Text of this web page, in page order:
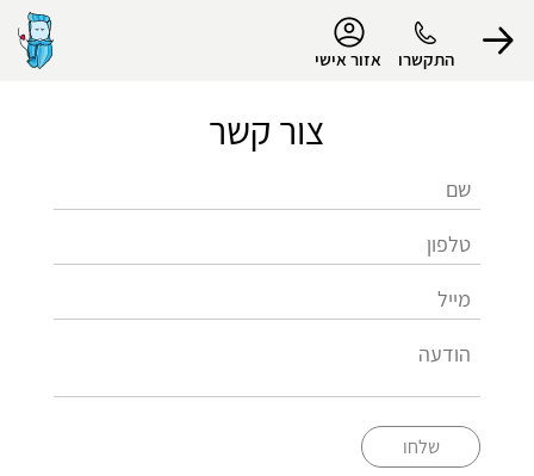
התקשרו אזור אישי
צור קשר
שלחו